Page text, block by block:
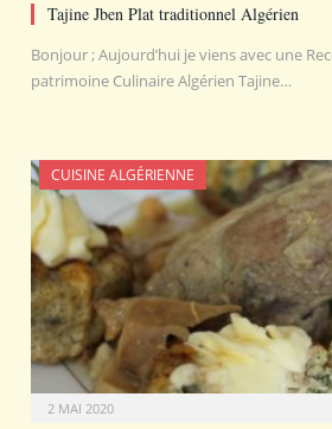
Tajine Jben Plat traditionnel Algérien
Bonjour ; Aujourd’hui je viens avec une
patrimoine Culinaire Algérien Tajine…
CUISINE ALGÉRIENNE
2 MAI 2020